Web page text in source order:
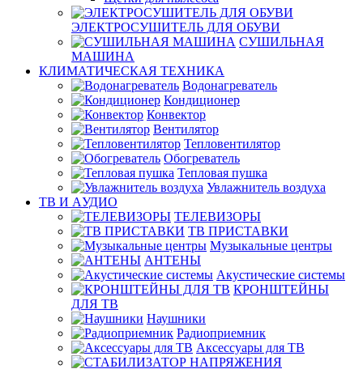
ЭЛЕКТРОСУШИТЕЛЬ ДЛЯ ОБУВИ
СУШИЛЬНАЯ
МАШИНА
КЛИМАТИЧЕСКАЯ ТЕХНИКА
Водонагреватель
Кондиционер
Конвектор
Вентилятор
Тепловентилятор
Обогреватель
Тепловая пушка
Увлажнитель воздуха
ТВ И AУДИО
ТЕЛЕВИЗОРЫ
ТВ ПРИСТАВКИ
Музыкальные центры
АНТЕНЫ
Акустические системы
КРОНШТЕЙНЫ
ДЛЯ ТВ
Наушники
Радиоприемник
Аксессуары для ТВ